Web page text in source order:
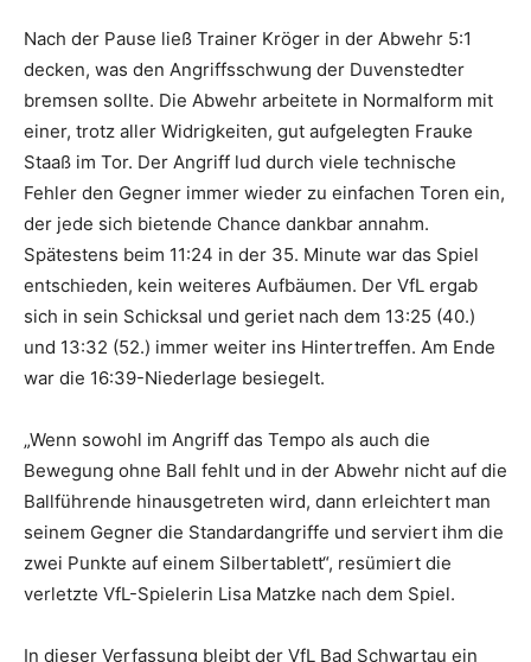
Nach der Pause ließ Trainer Kröger in der Abwehr 5:1
decken, was den Angriffsschwung der Duvenstedter
bremsen sollte. Die Abwehr arbeitete in Normalform mit
einer, trotz aller Widrigkeiten, gut aufgelegten Frauke
Staaß im Tor. Der Angriff lud durch viele technische
Fehler den Gegner immer wieder zu einfachen Toren ein,
der jede sich bietende Chance dankbar annahm.
Spätestens beim 11:24 in der 35. Minute war das Spiel
entschieden, kein weiteres Aufbäumen. Der VfL ergab
sich in sein Schicksal und geriet nach dem 13:25 (40.)
und 13:32 (52.) immer weiter ins Hintertreffen. Am Ende
war die 16:39-Niederlage besiegelt.
„Wenn sowohl im Angriff das Tempo als auch die
Bewegung ohne Ball fehlt und in der Abwehr nicht auf die
Ballführende hinausgetreten wird, dann erleichtert man
seinem Gegner die Standardangriffe und serviert ihm die
zwei Punkte auf einem Silbertablett“, resümiert die
verletzte VfL-Spielerin Lisa Matzke nach dem Spiel.
In dieser Verfassung bleibt der VfL Bad Schwartau ein